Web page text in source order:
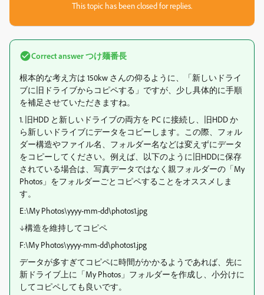
This topic has been closed for replies.
Correct answerつけ麺番長
根本的な考え方は 150kw さんの仰るように、「新しいドライ
ブに旧ドライブからコピペする」ですが、少し具体的に手順
を補足させていただきますね。
1. 旧HDD と新しいドライブの両方を PC に接続し、旧HDD か
ら新しいドライブにデータをコピーします。この際、フォル
ダー構造やファイル名、フォルダー名などは変えずにデータ
をコピーしてください。例えば、以下のように旧HDDに保存
されている場合は、写真データではなく親フォルダーの「My
Photos」をフォルダーごとコピペすることをオススメしま
す。
E:\My Photos\yyyy-mm-dd\photos1.jpg
↓構造を維持してコピペ
F:\My Photos\yyyy-mm-dd\photos1.jpg
データが多すぎてコピペに時間がかかるようであれば、先に
新ドライブ上に「My Photos」フォルダーを作成し、小分けに
してコピペしても良いです。